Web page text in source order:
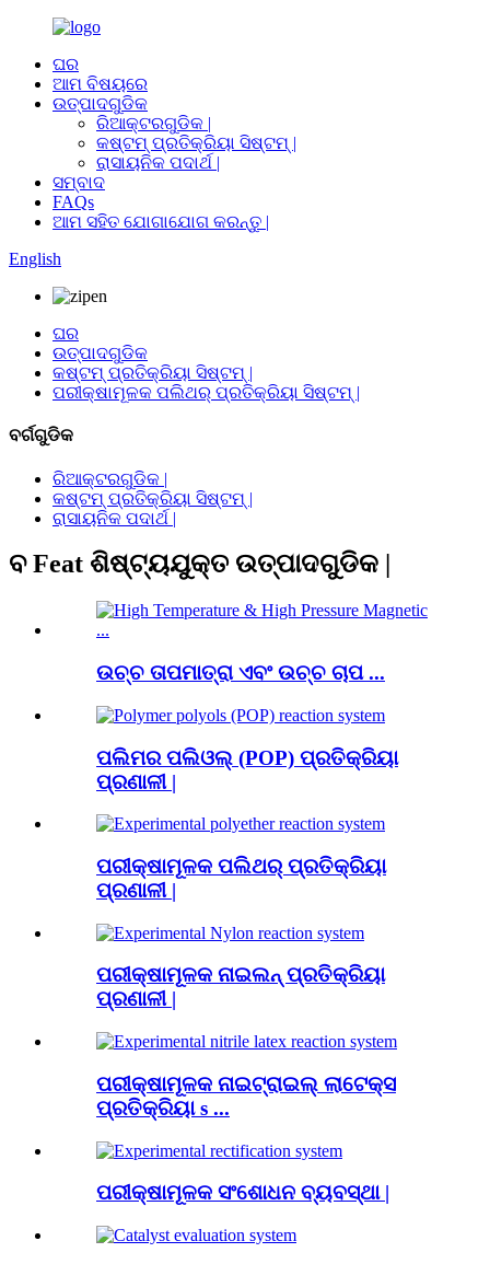
ଘର
ଆମ ବିଷୟରେ
ଉତ୍ପାଦଗୁଡିକ
ରିଆକ୍ଟରଗୁଡିକ |
କଷ୍ଟମ୍ ପ୍ରତିକ୍ରିୟା ସିଷ୍ଟମ୍ |
ରାସାୟନିକ ପଦାର୍ଥ |
ସମ୍ବାଦ
FAQs
ଆମ ସହିତ ଯୋଗାଯୋଗ କରନ୍ତୁ |
English
ଘର
ଉତ୍ପାଦଗୁଡିକ
କଷ୍ଟମ୍ ପ୍ରତିକ୍ରିୟା ସିଷ୍ଟମ୍ |
ପରୀକ୍ଷାମୂଳକ ପଲିଥର୍ ପ୍ରତିକ୍ରିୟା ସିଷ୍ଟମ୍ |
ବର୍ଗଗୁଡିକ
ରିଆକ୍ଟରଗୁଡିକ |
କଷ୍ଟମ୍ ପ୍ରତିକ୍ରିୟା ସିଷ୍ଟମ୍ |
ରାସାୟନିକ ପଦାର୍ଥ |
ବ Feat ଶିଷ୍ଟ୍ୟଯୁକ୍ତ ଉତ୍ପାଦଗୁଡିକ |
ଉଚ୍ଚ ତାପମାତ୍ରା ଏବଂ ଉଚ୍ଚ ଚାପ ...
ପଲିମର ପଲିଓଲ୍ (POP) ପ୍ରତିକ୍ରିୟା
ପ୍ରଣାଳୀ |
ପରୀକ୍ଷାମୂଳକ ପଲିଥର୍ ପ୍ରତିକ୍ରିୟା
ପ୍ରଣାଳୀ |
ପରୀକ୍ଷାମୂଳକ ନାଇଲନ୍ ପ୍ରତିକ୍ରିୟା
ପ୍ରଣାଳୀ |
ପରୀକ୍ଷାମୂଳକ ନାଇଟ୍ରାଇଲ୍ ଲାଟେକ୍ସ
ପ୍ରତିକ୍ରିୟା s ...
ପରୀକ୍ଷାମୂଳକ ସଂଶୋଧନ ବ୍ୟବସ୍ଥା |